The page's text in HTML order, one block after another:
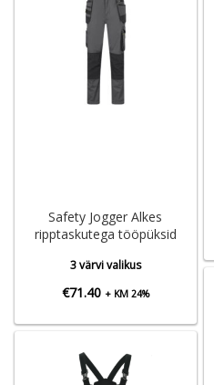
Safety Jogger Alkes
ripptaskutega tööpüksid
3 värvi valikus
€71.40 + KM 24%